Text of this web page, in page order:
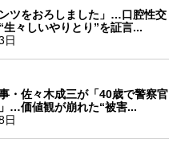
ンツをおろしました」…口腔性交
生々しいやりとり”を証言...
日
・佐々木成三が「40歳で警察官
…価値観が崩れた“被害...
日